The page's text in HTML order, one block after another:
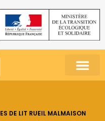
DE LIT RUEIL MALMAISON